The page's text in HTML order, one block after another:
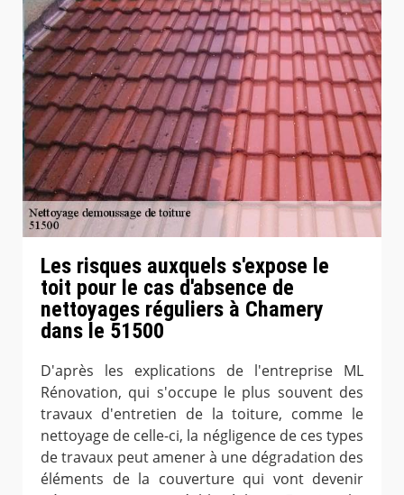
Les risques auxquels s'expose le
toit pour le cas d'absence de
nettoyages réguliers à Chamery
dans le 51500
D'après les explications de l'entreprise ML
Rénovation, qui s'occupe le plus souvent des
travaux d'entretien de la toiture, comme le
nettoyage de celle-ci, la négligence de ces types
de travaux peut amener à une dégradation des
éléments de la couverture qui vont devenir